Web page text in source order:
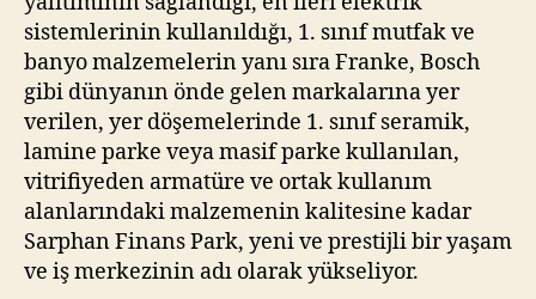
sistemlerinin kullanıldığı, 1. sınıf mutfak ve
banyo malzemelerin yanı sıra Franke, Bosch
gibi dünyanın önde gelen markalarına yer
verilen, yer döşemelerinde 1. sınıf seramik,
lamine parke veya masif parke kullanılan,
vitrifiyeden armatüre ve ortak kullanım
alanlarındaki malzemenin kalitesine kadar
Sarphan Finans Park, yeni ve prestijli bir yaşam
ve iş merkezinin adı olarak yükseliyor.